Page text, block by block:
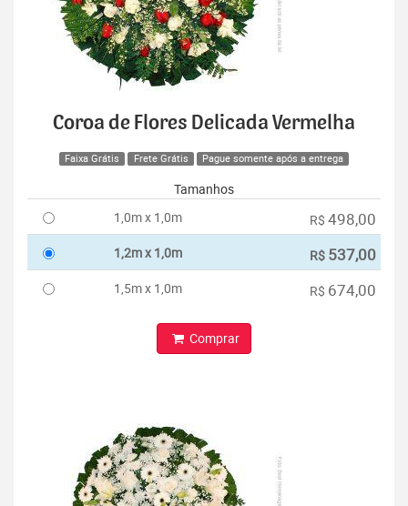
Coroa de Flores Delicada Vermelha
Faixa Grátis Frete Grátis Pague somente após a entrega
Tamanhos
1,0m x 1,0m
R$ 498,00
1,2m x 1,0m R$ 537,00
1,5m x 1,0m R$ 674,00
Comprar